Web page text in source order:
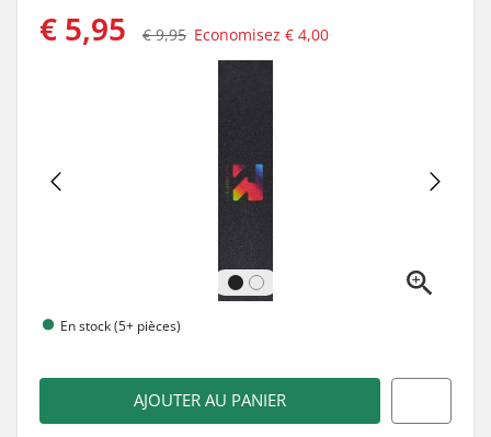
€ 5,95 € 9,95 Economisez € 4,00
En stock (5+ pièces)
AJOUTER AU PANIER